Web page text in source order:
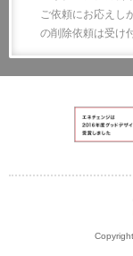
ご依頼にお応えし
の削除依頼は受け